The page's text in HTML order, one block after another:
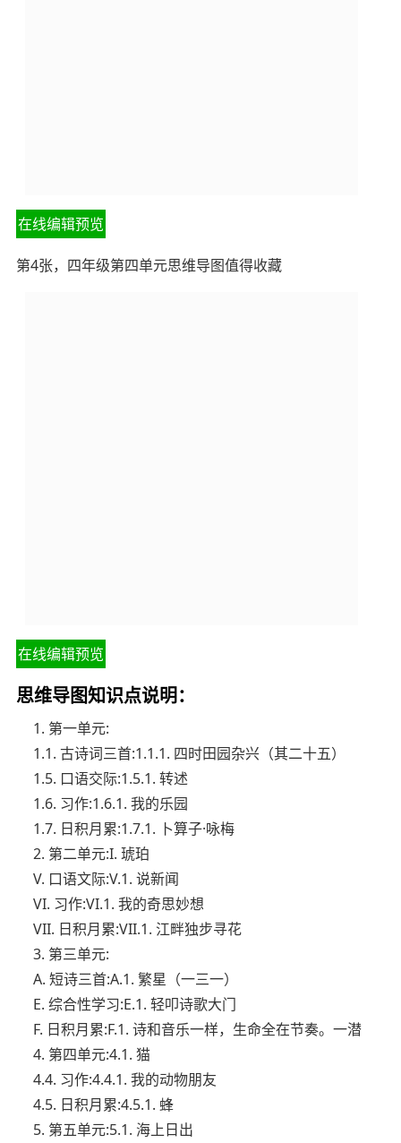
在线编辑预览
第4张，四年级第四单元思维导图值得收藏
在线编辑预览
思维导图知识点说明：
1. 第一单元:
1.1. 古诗词三首:1.1.1. 四时田园杂兴（其二十五）
1.5. 口语交际:1.5.1. 转述
1.6. 习作:1.6.1. 我的乐园
1.7. 日积月累:1.7.1. 卜算子·咏梅
2. 第二单元:I. 琥珀
V. 口语文际:V.1. 说新闻
VI. 习作:VI.1. 我的奇思妙想
VII. 日积月累:VII.1. 江畔独步寻花
3. 第三单元:
A. 短诗三首:A.1. 繁星（一三一）
E. 综合性学习:E.1. 轻叩诗歌大门
F. 日积月累:F.1. 诗和音乐一样，生命全在节奏。一潜
4. 第四单元:4.1. 猫
4.4. 习作:4.4.1. 我的动物朋友
4.5. 日积月累:4.5.1. 蜂
5. 第五单元:5.1. 海上日出